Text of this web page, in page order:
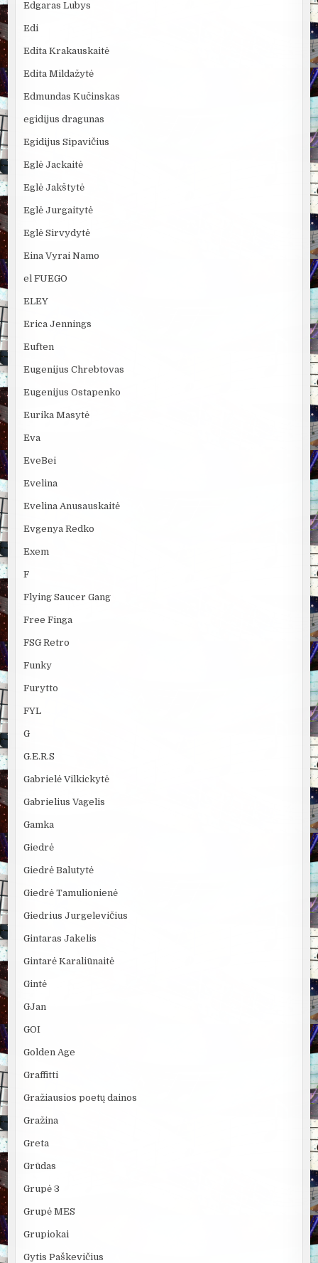
Edgaras Lubys
Edi
Edita Krakauskaitė
Edita Mildažytė
Edmundas Kučinskas
egidijus dragunas
Egidijus Sipavičius
Eglė Jackaitė
Eglė Jakštytė
Eglė Jurgaitytė
Eglė Sirvydytė
Eina Vyrai Namo
el FUEGO
ELEY
Erica Jennings
Euften
Eugenijus Chrebtovas
Eugenijus Ostapenko
Eurika Masytė
Eva
EveBei
Evelina
Evelina Anusauskaitė
Evgenya Redko
Exem
F
Flying Saucer Gang
Free Finga
FSG Retro
Funky
Furytto
FYL
G
G.E.R.S
Gabrielė Vilkickytė
Gabrielius Vagelis
Gamka
Giedrė
Giedrė Balutytė
Giedrė Tamulionienė
Giedrius Jurgelevičius
Gintaras Jakelis
Gintarė Karaliūnaitė
Gintė
GJan
GOI
Golden Age
Graffitti
Gražiausios poetų dainos
Gražina
Greta
Grūdas
Grupė 3
Grupė MES
Grupiokai
Gytis Paškevičius